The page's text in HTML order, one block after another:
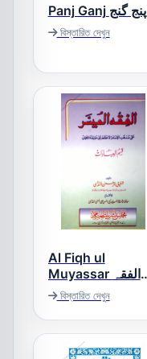
Panj Ganj پنج گنج
বিস্তারিত দেখুন
Al Fiqh ul
Muyassar الفقہ
المیسر
বিস্তারিত দেখুন